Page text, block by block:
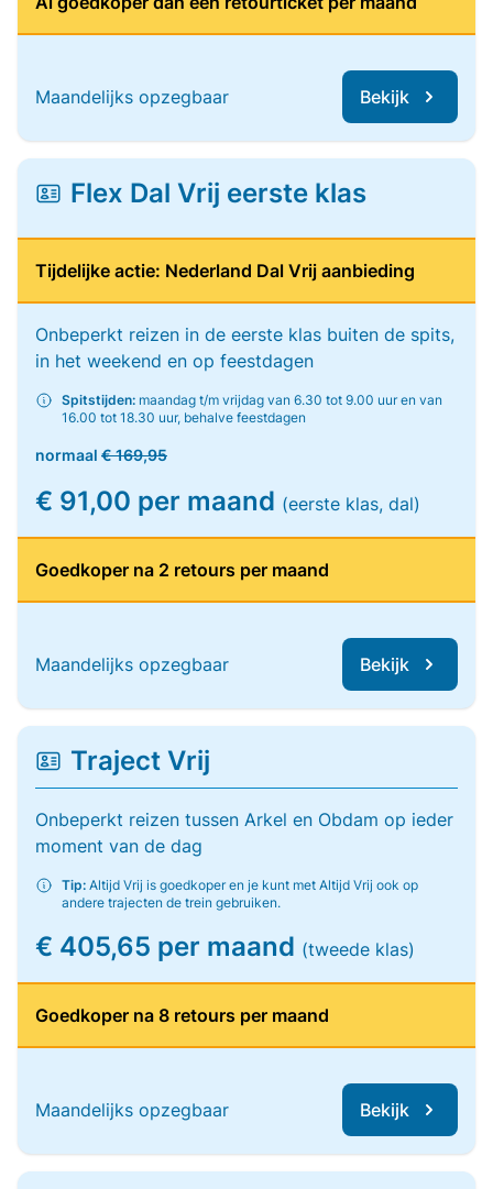
Maandelijks opzegbaar Bekijk
Flex Dal Vrij eerste klas
Tijdelijke actie: Nederland Dal Vrij aanbieding
Onbeperkt reizen in de eerste klas buiten de spits,
in het weekend en op feestdagen
Spitstijden: maandag t/m vrijdag van 6.30 tot 9.00 uur en van
16.00 tot 18.30 uur, behalve feestdagen
normaal € 169,95
€ 91,00 per maand (eerste klas, dal)
Goedkoper na 2 retours per maand
Maandelijks opzegbaar Bekijk
Traject Vrij
Onbeperkt reizen tussen Arkel en Obdam op ieder
moment van de dag
Tip: Altijd Vrij is goedkoper en je kunt met Altijd Vrij ook op
andere trajecten de trein gebruiken.
€ 405,65 per maand (tweede klas)
Goedkoper na 8 retours per maand
Maandelijks opzegbaar Bekijk